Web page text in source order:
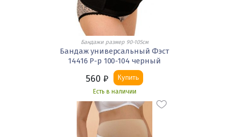
Бандажи размер 90-105см
Бандаж универсальный Фэст
14416 Р-р 100-104 черный
560 ₽ Купить
Есть в наличии